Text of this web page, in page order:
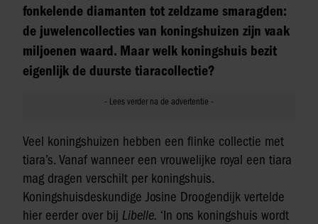
fonkelende diamanten tot zeldzame smaragden:
de juwelencollecties van koningshuizen zijn vaak
miljoenen waard. Maar welk koningshuis bezit
eigenlijk de duurste tiaracollectie?
Veel koningshuizen hebben een flinke collectie met
tiara’s. Vanaf wanneer een vrouwelijke royal een tiara
mag dragen verschilt per koningshuis.
Koningshuisdeskundige Josine Droogendijk vertelde
hier eerder over bij Libelle. ‘In ons koningshuis wordt